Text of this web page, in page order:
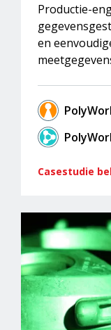
Productie-
en
Casestudie